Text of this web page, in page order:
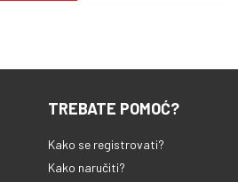
TREBATE POMOĆ?
Kako se registrovati?
Kako naručiti?